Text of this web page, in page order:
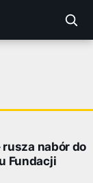
rusza nabór do
Fundacji